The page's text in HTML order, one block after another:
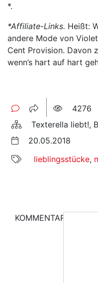
*.
*Affiliate-Links. Heißt:
andere Mode von
Cent Provision. Davon
wenn’s hart auf hart
4276
Texterella liebt!,
20.05.2018
lieblingsstücke,
KOMMENTAR